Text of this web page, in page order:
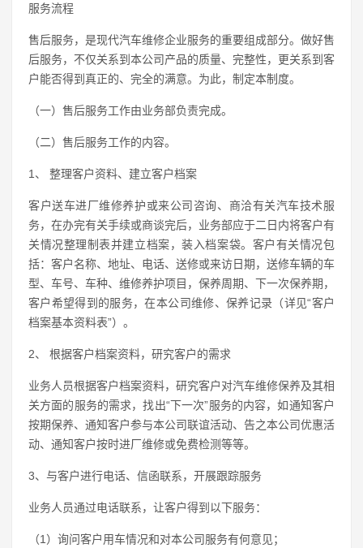
服务流程
售后服务，是现代汽车维修企业服务的重要组成部分。做好售
后服务，不仅关系到本公司产品的质量、完整性，更关系到客
户能否得到真正的、完全的满意。为此，制定本制度。
（一）售后服务工作由业务部负责完成。
（二）售后服务工作的内容。
1、 整理客户资料、建立客户档案
客户送车进厂维修养护或来公司咨询、商洽有关汽车技术服
务，在办完有关手续或商谈完后，业务部应于二日内将客户有
关情况整理制表并建立档案，装入档案袋。客户有关情况包
括：客户名称、地址、电话、送修或来访日期，送修车辆的车
型、车号、车种、维修养护项目，保养周期、下一次保养期，
客户希望得到的服务，在本公司维修、保养记录（详见“客户
档案基本资料表”）。
2、 根据客户档案资料，研究客户的需求
业务人员根据客户档案资料，研究客户对汽车维修保养及其相
关方面的服务的需求，找出“下一次”服务的内容，如通知客户
按期保养、通知客户参与本公司联谊活动、告之本公司优惠活
动、通知客户按时进厂维修或免费检测等等。
3、与客户进行电话、信函联系，开展跟踪服务
业务人员通过电话联系，让客户得到以下服务：
（1）询问客户用车情况和对本公司服务有何意见；